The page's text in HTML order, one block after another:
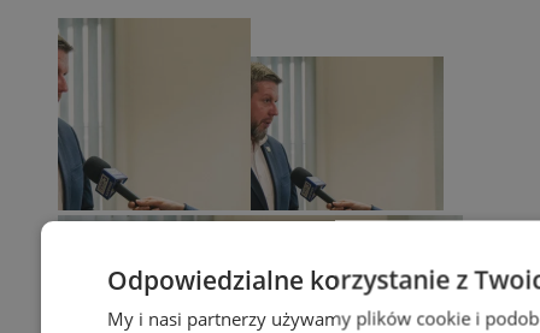
Odpowiedzialne korzystanie z
My i nasi partnerzy używamy plików cookie i